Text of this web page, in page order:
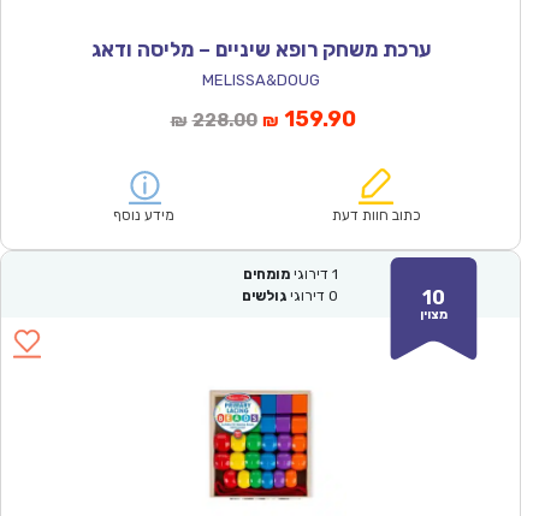
ערכת משחק רופא שיניים – מליסה ודאג
MELISSA&DOUG
₪ 228.00המחיר
₪228.00.
₪ 159.90המחיר
הוא:
כתוב חוות דעת מידע נוסף
10
מצוין
1 דירוגי מומחים
0 דירוגי גולשים